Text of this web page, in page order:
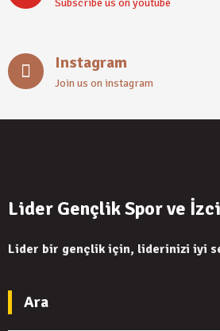
Subscribe us on youtube
Instagram
Join us on instagram
Lider Gençlik Spor ve
Lider bir gençlik için, liderinizi iyi
Ara